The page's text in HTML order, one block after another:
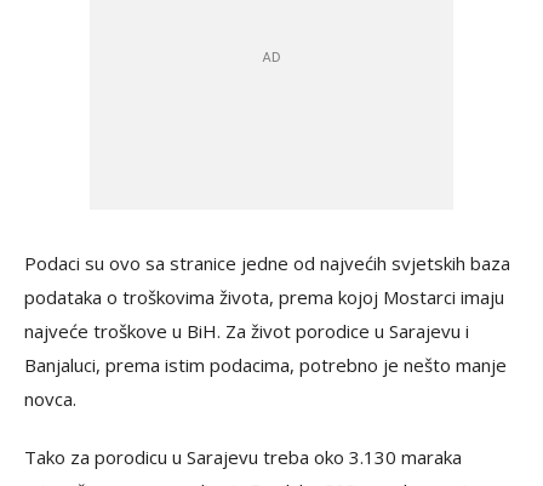
Podaci su ovo sa stranice jedne od najvećih svjetskih baza
podataka o troškovima života, prema kojoj Mostarci imaju
najveće troškove u BiH. Za život porodice u Sarajevu i
Banjaluci, prema istim podacima, potrebno je nešto manje
novca.
Tako za porodicu u Sarajevu treba oko 3.130 maraka